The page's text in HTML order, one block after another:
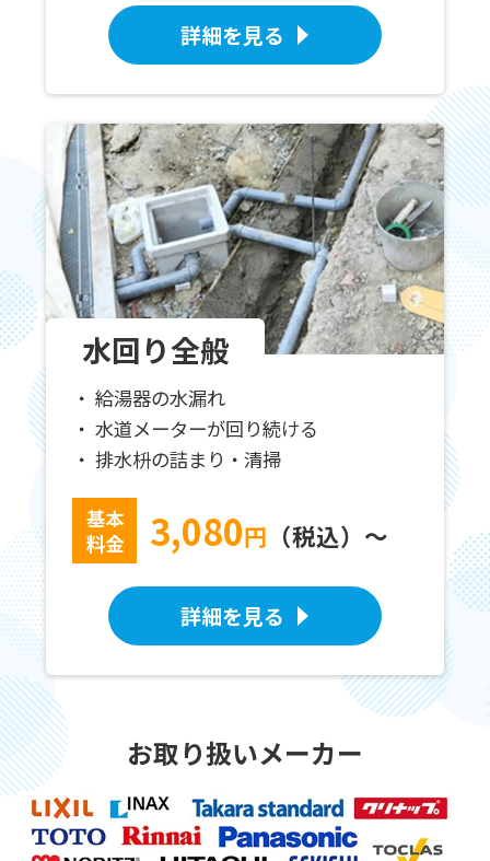
詳細を見る
水回り全般
給湯器の水漏れ
水道メーターが回り続ける
排水枡の詰まり・清掃
基本
料金
3,080円 （税込）～
詳細を見る
お取り扱いメーカー